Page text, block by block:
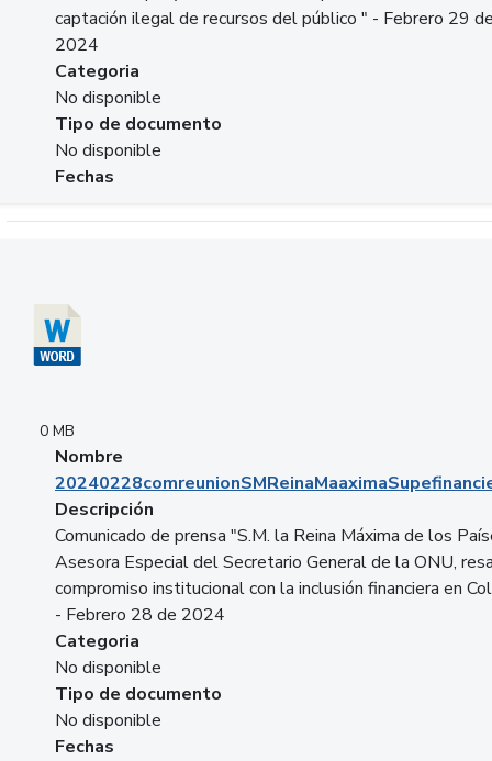
captación ilegal de recursos del público " - Febrero 29
2024
Categoria
No disponible
Tipo de documento
No disponible
Fechas
0 MB
Nombre
Descripción
Comunicado de prensa "S.M. la Reina Máxima de los
Asesora Especial del Secretario General de la ONU,
compromiso institucional con la inclusión financiera en
- Febrero 28 de 2024
Categoria
No disponible
Tipo de documento
No disponible
Fechas